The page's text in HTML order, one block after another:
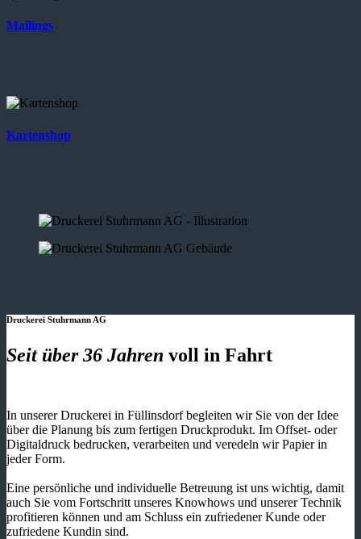
Mailings
Kartenshop
Druckerei Stuhrmann AG
Seit über 36 Jahren voll in Fahrt
In unserer Druckerei in Füllinsdorf begleiten wir Sie von der Idee
über die Planung bis zum fertigen Druckprodukt. Im Offset- oder
Digitaldruck bedrucken, verarbeiten und veredeln wir Papier in
jeder Form.
Eine persönliche und individuelle Betreuung ist uns wichtig, damit
auch Sie vom Fortschritt unseres Knowhows und unserer Technik
profitieren können und am Schluss ein zufriedener Kunde oder
zufriedene Kundin sind.